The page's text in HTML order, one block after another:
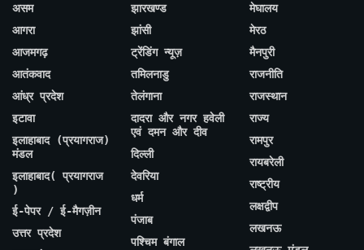
असम
आगरा
आजमगढ़
आतंकवाद
आंध्र प्रदेश
इटावा
इलाहाबाद (प्रयागराज)
मंडल
इलाहाबाद( प्रयागराज
)
ई-पेपर / ई-मैगज़ीन
उत्तर प्रदेश
झारखण्ड
झांसी
ट्रेंडिंग न्यूज़
तमिलनाडु
तेलंगाना
दादरा और नगर हवेली
एवं दमन और दीव
दिल्ली
देवरिया
धर्म
पंजाब
पश्चिम बंगाल
मेघालय
मेरठ
मैनपुरी
राजनीति
राजस्थान
राज्य
रामपुर
रायबरेली
राष्ट्रीय
लक्षद्वीप
लखनऊ